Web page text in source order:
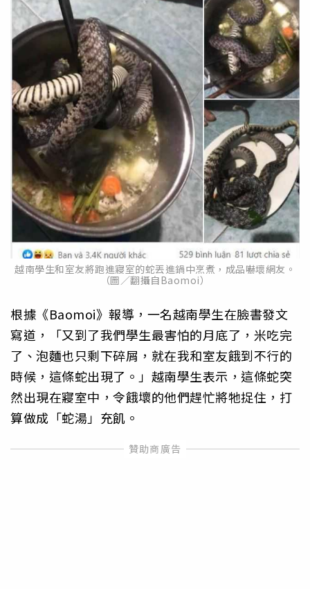
越南學生和室友將跑進寢室的蛇丟進鍋中烹煮，成品嚇壞網友。
（圖／翻攝自Baomoi）
根據《Baomoi》報導，一名越南學生在臉書發文
寫道，「又到了我們學生最害怕的月底了，米吃完
了、泡麵也只剩下碎屑，就在我和室友餓到不行的
時候，這條蛇出現了。」越南學生表示，這條蛇突
然出現在寢室中，令餓壞的他們趕忙將牠捉住，打
算做成「蛇湯」充飢。